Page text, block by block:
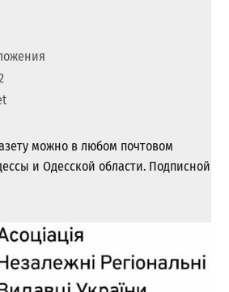
можно в любом почтовом
и Одесской области. Подписной